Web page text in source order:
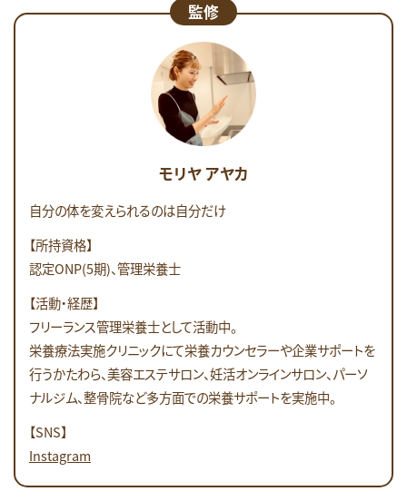
監修
モリヤ アヤカ
自分の体を変えられるのは自分だけ
【所持資格】
認定ONP(5期)、管理栄養士
【活動・経歴】
フリーランス管理栄養士として活動中。
栄養療法実施クリニックにて栄養カウンセラーや企業サポートを
行うかたわら、美容エステサロン、妊活オンラインサロン、パーソ
ナルジム、整骨院など多方面での栄養サポートを実施中。
【SNS】
Instagram